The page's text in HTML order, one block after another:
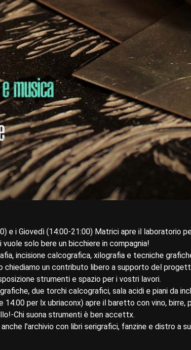
e i Giovedì (14:00-21:00) Matrici apre il laboratorio
solo bere un bicchiere in compagnia!
incisione calcografica, xilografia e tecniche
chiediamo un contributo libero a supporto del
strumenti e spazio per i vostri lavori.
due torchi calcografici, sala acidi e piani da
14.00 per lx ubriaconx) apre il baretto con vino, birre,
Chi suona strumenti è ben accettx.
l'archivio con libri serigrafici, fanzine e distro a